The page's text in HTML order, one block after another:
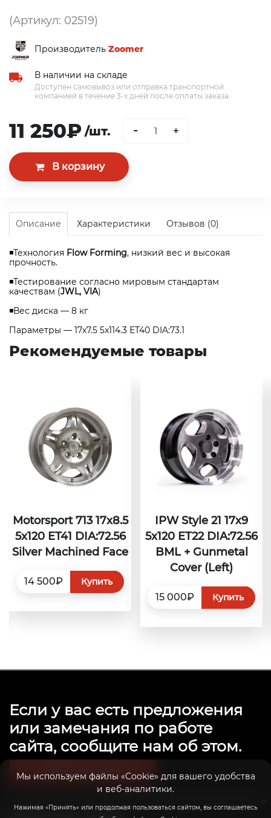
(Артикул: 02519)
ПроизводительZoomer
В наличии на складе
Доступен самовывоз или отправка транспортной
компанией в течение 3-х дней после оплаты заказа.
11 250₽ /шт. - +
Описание Характеристики Отзывов (0)
◾Технология Flow Forming, низкий вес и высокая
прочность.
◾Тестирование согласно мировым стандартам
качествам (JWL, VIA)
◾Вес диска — 8 кг
Параметры — 17x7.5 5x114.3 ET40 DIA:73.1
Рекомендуемые товары
Motorsport 713 17x8.5
5x120 ET41 DIA:72.56
Silver Machined Face
14 500₽ Купить
IPW Style 21 17х9
5x120 ET22 DIA:72.56
BML + Gunmetal
Cover (Left)
15 000₽ Купить
Мы используем файлы «Cookie» для вашего удобства
и веб-аналитики.
Нажимая «Принять» или продолжая пользоваться сайтом, вы соглашаетесь
Если у вас есть предложения
или замечания по работе
сайта, сообщите нам об этом.
Связаться с нами